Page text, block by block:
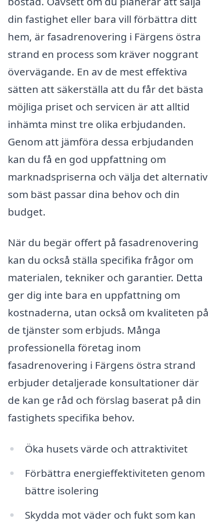
din fastighet eller bara vill förbättra ditt
hem, är fasadrenovering i Färgens östra
strand en process som kräver noggrant
övervägande. En av de mest effektiva
sätten att säkerställa att du får det bästa
möjliga priset och servicen är att alltid
inhämta minst tre olika erbjudanden.
Genom att jämföra dessa erbjudanden
kan du få en god uppfattning om
marknadspriserna och välja det alternativ
som bäst passar dina behov och din
budget.
När du begär offert på fasadrenovering
kan du också ställa specifika frågor om
materialen, tekniker och garantier. Detta
ger dig inte bara en uppfattning om
kostnaderna, utan också om kvaliteten på
de tjänster som erbjuds. Många
professionella företag inom
fasadrenovering i Färgens östra strand
erbjuder detaljerade konsultationer där
de kan ge råd och förslag baserat på din
fastighets specifika behov.
Öka husets värde och attraktivitet
Förbättra energieffektiviteten genom
bättre isolering
Skydda mot väder och fukt som kan